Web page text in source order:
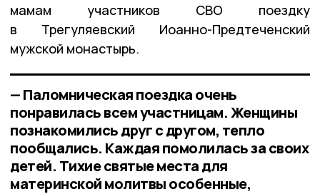
мамам участников СВО поездку
в Трегуляевский Иоанно-Предтеченский
мужской монастырь.
— Паломническая поездка очень
понравилась всем участницам. Женщины
познакомились друг с другом, тепло
пообщались. Каждая помолилась за своих
детей. Тихие святые места для
материнской молитвы особенные,